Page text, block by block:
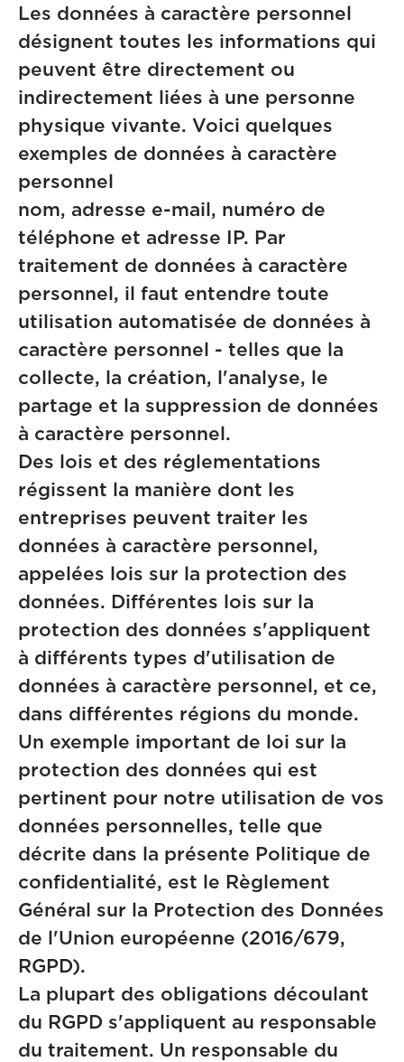
Les données à caractère personnel
désignent toutes les informations qui
peuvent être directement ou
indirectement liées à une personne
physique vivante. Voici quelques
exemples de données à caractère
nom, adresse e-mail, numéro de
téléphone et adresse IP. Par
traitement de données à caractère
personnel, il faut entendre toute
utilisation automatisée de données à
caractère personnel - telles que la
collecte, la création, l'analyse, le
partage et la suppression de données
à caractère personnel.
Des lois et des réglementations
régissent la manière dont les
entreprises peuvent traiter les
données à caractère personnel,
appelées lois sur la protection des
données. Différentes lois sur la
protection des données s'appliquent
à différents types d'utilisation de
données à caractère personnel, et ce,
dans différentes régions du monde.
Un exemple important de loi sur la
protection des données qui est
pertinent pour notre utilisation de vos
données personnelles, telle que
décrite dans la présente Politique de
confidentialité, est le Règlement
Général sur la Protection des Données
de l'Union européenne (2016/679,
RGPD).
La plupart des obligations découlant
du RGPD s'appliquent au responsable
du traitement. Un responsable du